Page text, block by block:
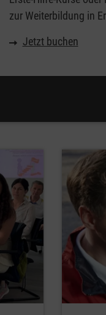
zur Weiterbildung in
Jetzt buchen